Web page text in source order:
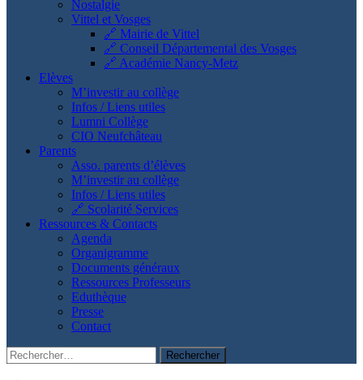
Nostalgie
Vittel et Vosges
🔗 Mairie de Vittel
🔗 Conseil Départemental des Vosges
🔗 Académie Nancy-Metz
Elèves
M’investir au collège
Infos / Liens utiles
Lumni Collège
CIO Neufchâteau
Parents
Asso. parents d’élèves
M’investir au collège
Infos / Liens utiles
🔗 Scolarité Services
Ressources & Contacts
Agenda
Organigramme
Documents généraux
Ressources Professeurs
Eduthèque
Presse
Contact
Rechercher :